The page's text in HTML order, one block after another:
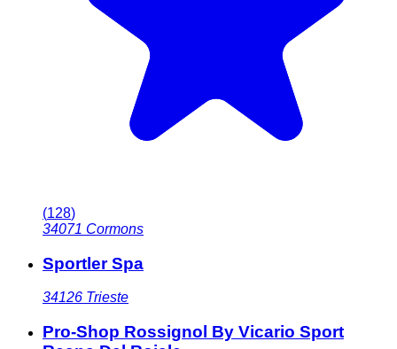
(128)
34071 Cormons
Sportler Spa
34126 Trieste
Pro-Shop Rossignol By Vicario Sport